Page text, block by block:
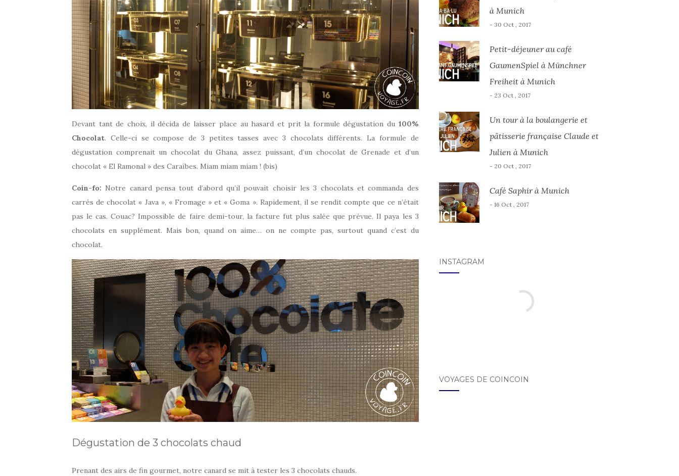
Devant tant de choix, il décida de laisser place au hasard et prit la formule dégustation du 100%
Chocolat. Celle-ci se compose de 3 petites tasses avec 3 chocolats différents. La formule de
dégustation comprenait un chocolat du Ghana, assez puissant, d’un chocolat de Grenade et d’un
chocolat « El Ramonal » des Caraïbes. Miam miam miam ! (bis)
Coin-fo: Notre canard pensa tout d’abord qu’il pouvait choisir les 3 chocolats et commanda des
carrés de chocolat « Java », « Fromage » et « Goma ». Rapidement, il se rendit compte que ce n’était
pas le cas. Couac? Impossible de faire demi-tour, la facture fut plus salée que prévue. Il paya les 3
chocolats en supplément. Mais bon, quand on aime… on ne compte pas, surtout quand c’est du
chocolat.
Dégustation de 3 chocolats chaud
Prenant des airs de fin gourmet, notre canard se mit à tester les 3 chocolats chauds.
à Munich
- 30 Oct , 2017
Petit-déjeuner au café
GaumenSpiel à Münchner
Freiheit à Munich
- 23 Oct , 2017
Un tour à la boulangerie et
pâtisserie française Claude et
Julien à Munich
- 20 Oct , 2017
Café Saphir à Munich
- 16 Oct , 2017
INSTAGRAM
VOYAGES DE COINCOIN